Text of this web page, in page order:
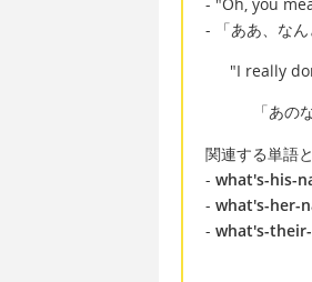
- 「ああ、なん
"I really
「あの
関連する単語
- what's-his-
- what's-her-
- what's-